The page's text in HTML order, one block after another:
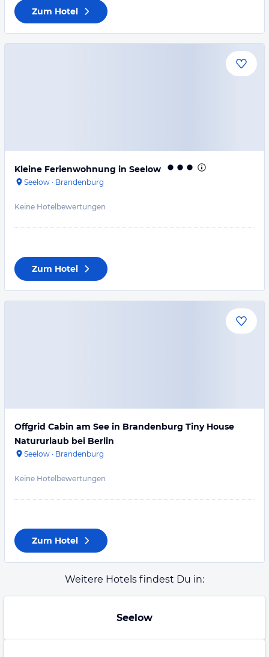
Zum Hotel
Kleine Ferienwohnung in Seelow
Seelow · Brandenburg
Keine Hotelbewertungen
Zum Hotel
Offgrid Cabin am See in Brandenburg Tiny House
Natururlaub bei Berlin
Seelow · Brandenburg
Keine Hotelbewertungen
Zum Hotel
Weitere Hotels findest Du in:
Seelow